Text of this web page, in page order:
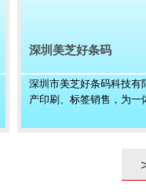
深圳美芝好条码
深圳市美芝好条码科技有
产印刷、标签销售，为一